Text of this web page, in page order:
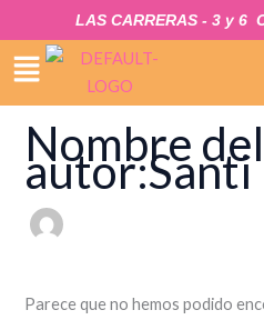
AL
CONTENIDO
LAS CARRERAS - 3 y 6
Nombre del
autor:Santi
Parece que no hemos podido
por: